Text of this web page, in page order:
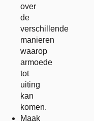
over
de
verschillende
manieren
waarop
armoede
tot
uiting
kan
komen.
Maak